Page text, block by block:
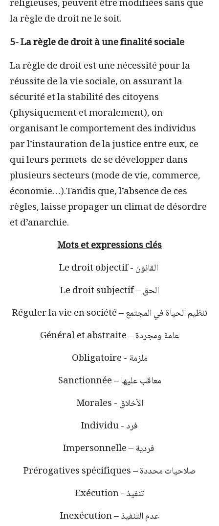
religieuses, peuvent être modifiées sans que
la règle de droit ne le soit.
5- La règle de droit à une finalité sociale
La règle de droit est une nécessité pour la
réussite de la vie sociale, on assurant la
sécurité et la stabilité des citoyens
(physiquement et moralement), on
organisant le comportement des individus
par l’instauration de la justice entre eux, ce
qui leurs permets de se développer dans
plusieurs secteurs (mode de vie, commerce,
économie…).Tandis que, l’absence de ces
règles, laisse propager un climat de désordre
et d’anarchie.
Mots etexpressions clés
Le droit objectif -القانون
Le droit subjectif –الحق
Réguler la vie en société –تنظيم الحياة في المجتمع
Général et abstraite –عامة ومجردة
Obligatoire -ملزمة
Sanctionnée –معاقب عليها
Morales -الأخلاق
Individu -فرد
Impersonnelle –فردية
Prérogatives spécifiques –صلاحيات محددة
Exécution -تنفيذ
Inexécution –عدم التنفيذ